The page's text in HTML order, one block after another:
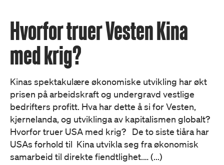
Hvorfor truer Vesten Kina
med krig?
Kinas spektakulære økonomiske utvikling har økt
prisen på arbeidskraft og undergravd vestlige
bedrifters profitt. Hva har dette å si for Vesten,
kjernelanda, og utviklinga av kapitalismen globalt?
Hvorfor truer USA med krig? De to siste tiåra har
USAs forhold til Kina utvikla seg fra økonomisk
samarbeid til direkte fiendtlighet.… (...)